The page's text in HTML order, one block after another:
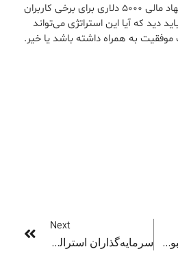
در این راستا، هرچند پیشنهاد مالی ۵۰۰۰ دلاری برای برخی کاربران
دید که آیا این استراتژی می‌تواند
موفقیت به همراه داشته باشد یا خیر.
چرا Temu به محبوب‌ترین پلتفرم خرید آنلاین استرالیا تبدیل شده است؟
Next
سرمایه‌گذاران استرالیایی به سمت بازار سهام آمریکا هجوم می‌آورند